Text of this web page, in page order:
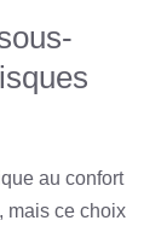
au confort
mais ce choix